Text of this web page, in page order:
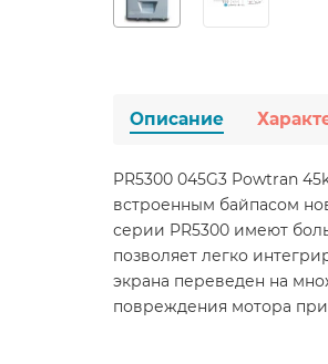
Описание
PR5300 045G3 Powtran
встроенным байпасом
серии PR5300 имеют
позволяет легко
экрана переведен на
повреждения мотора